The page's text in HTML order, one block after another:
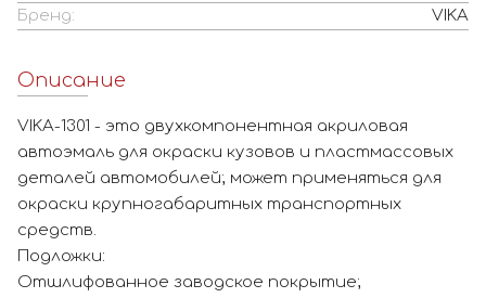
Бренд:
VIKA
Описание
VIKA-1301 - это двухкомпонентная акриловая
автоэмаль для окраски кузовов и пластмассовых
деталей автомобилей; может применяться для
окраски крупногабаритных транспортных
средств.
Подложки:
Отшлифованное заводское покрытие;